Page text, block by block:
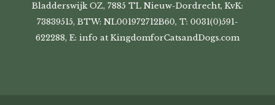
Bladderswijk OZ, 7885 TL Nieuw-Dordrecht, KvK:
73839515, BTW: NL001972712B60, T: 0031(0)591-
622288, E: info at KingdomforCatsandDogs.com